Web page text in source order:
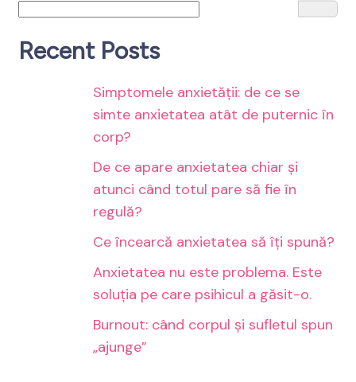
Recent Posts
Simptomele anxietății: de ce se
simte anxietatea atât de puternic în
corp?
De ce apare anxietatea chiar și
atunci când totul pare să fie în
regulă?
Ce încearcă anxietatea să îți spună?
Anxietatea nu este problema. Este
soluția pe care psihicul a găsit-o.
Burnout: când corpul și sufletul spun
„ajunge”